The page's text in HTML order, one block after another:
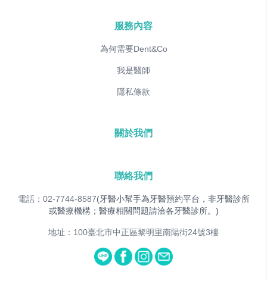
服務內容
為何需要Dent&Co
我是醫師
隱私條款
關於我們
聯絡我們
電話：02-7744-8587(牙醫小幫手為牙醫預約平台，非牙醫診所
或醫療機構；醫療相關問題請洽各牙醫診所。)
地址：100臺北市中正區黎明里南陽街24號3樓